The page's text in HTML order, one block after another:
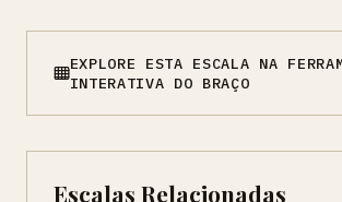
EXPLORE ESTA ESCALA NA
INTERATIVA DO BRAÇO
Escalas Relacionadas